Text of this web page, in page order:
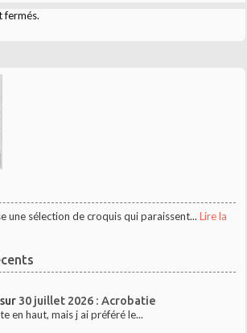
fermés.
une sélection de croquis qui paraissent... Lire la
sur 30 juillet 2026 : Acrobatie
en haut, mais j ai préféré le...